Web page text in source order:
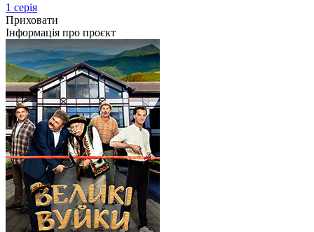
1 серія
Приховати
Інформація про проєкт